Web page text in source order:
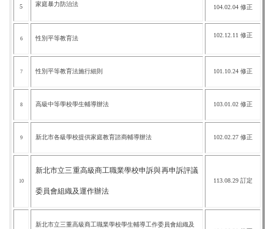
5 家庭暴力防治法 104.02.04 修正
6 性別平等教育法 102.12.11 修正
7 性別平等教育法施行細則 101.10.24 修正
8 高級中等學校學生輔導辦法 103.01.02 修正
9 新北市各級學校提供家庭教育諮商輔導辦法 102.02.27 修正
10
新北市立三重高級商工職業學校申訴與再申訴評議
委員會組織及運作辦法
113.08.29 訂定
新北市立三重高級商工職業學校學生輔導工作委員會組織及